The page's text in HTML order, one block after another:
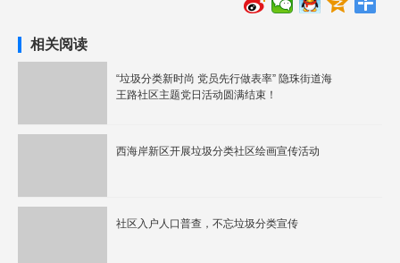
相关阅读
“垃圾分类新时尚 党员先行做表率” 隐珠街道海
王路社区主题党日活动圆满结束！
西海岸新区开展垃圾分类社区绘画宣传活动
社区入户人口普查，不忘垃圾分类宣传